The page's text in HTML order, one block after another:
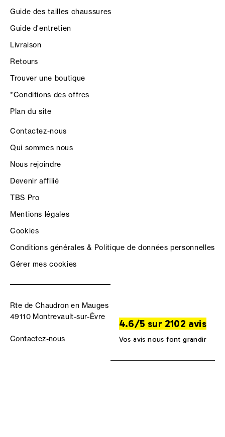
Guide des tailles chaussures
Guide d'entretien
Livraison
Retours
Trouver une boutique
*Conditions des offres
Plan du site
Contactez-nous
Qui sommes nous
Nous rejoindre
Devenir affilié
TBS Pro
Mentions légales
Cookies
Conditions générales & Politique de données personnelles
Gérer mes cookies
Rte de Chaudron en Mauges
49110 Montrevault-sur-Èvre
Contactez-nous
4.6/5 sur 2102 avis
Vos avis nous font grandir